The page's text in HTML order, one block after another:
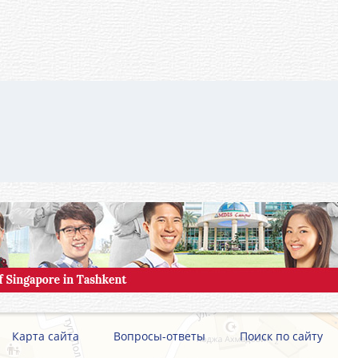
Карта сайта Вопросы-ответы Поиск по сайту